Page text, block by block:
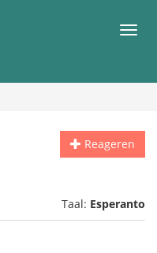
Reageren
Taal: Esperanto